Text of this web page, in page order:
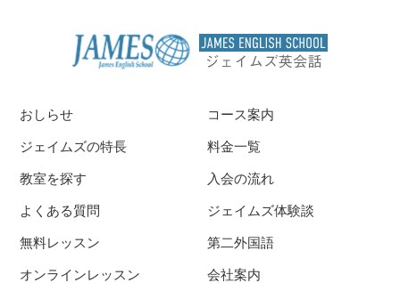
おしらせ
ジェイムズの特長
教室を探す
コース案内
料金一覧
入会の流れ
よくある質問
無料レッスン
オンラインレッスン
ジェイムズ体験談
第二外国語
会社案内